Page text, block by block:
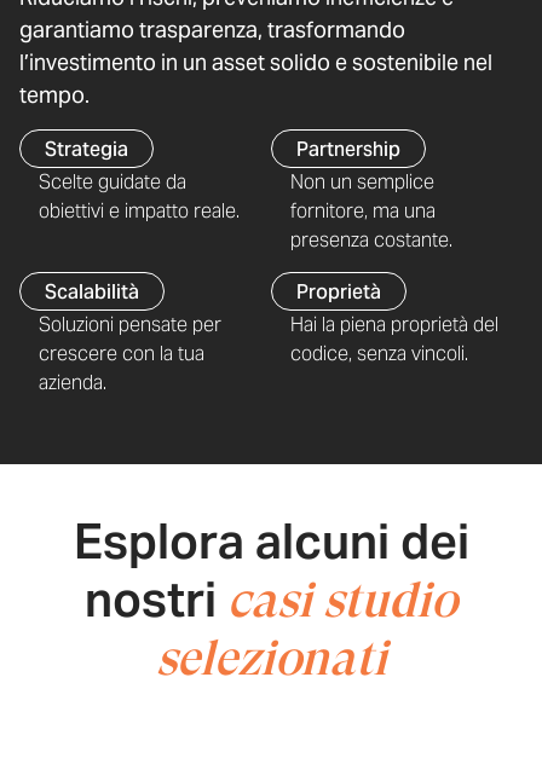
garantiamo trasparenza, trasformando
l’investimento in un asset solido e sostenibile nel
tempo.
Strategia
Scelte guidate da
obiettivi e impatto reale.
Partnership
Non un semplice
fornitore, ma una
presenza costante.
Scalabilità
Soluzioni pensate per
crescere con la tua
azienda.
Proprietà
Hai la piena proprietà del
codice, senza vincoli.
Esplora alcuni dei
nostri casi studio
selezionati